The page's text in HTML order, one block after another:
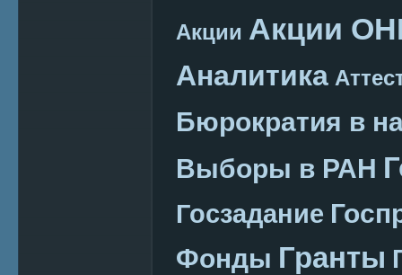
Акции Акции
Аналитика
Бюрократия в
Выборы в РАН
Госзадание
Фонды Гранты